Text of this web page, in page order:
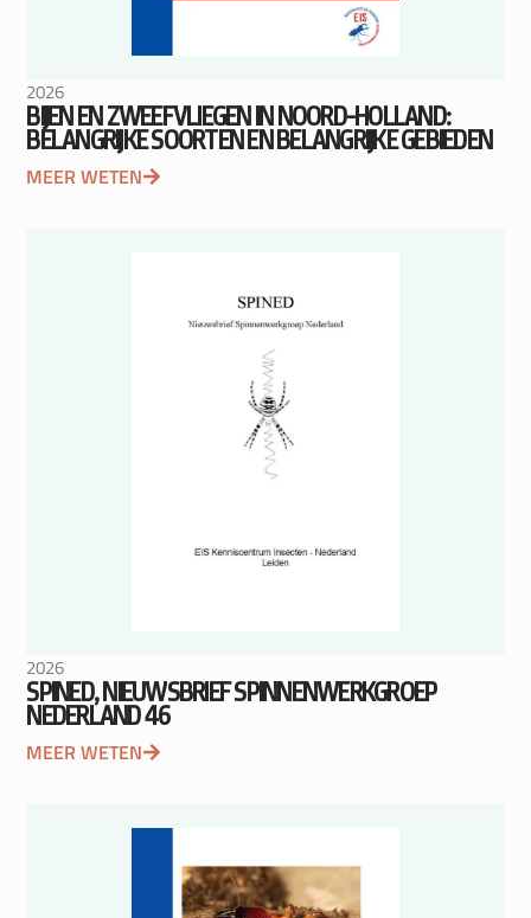
2026
BIJEN EN ZWEEFVLIEGEN IN NOORD-HOLLAND:
BELANGRIJKE SOORTEN EN BELANGRIJKE GEBIEDEN
MEER WETEN
2026
SPINED, NIEUWSBRIEF SPINNENWERKGROEP
NEDERLAND 46
MEER WETEN